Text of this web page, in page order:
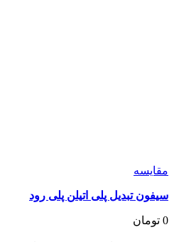
مقايسه
سیفون تبدیل پلی اتیلن پلی رود
0 تومان